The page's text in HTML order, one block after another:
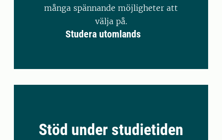
många spännande möjligheter att
välja på.
Studera utomlands
Stöd under studietiden